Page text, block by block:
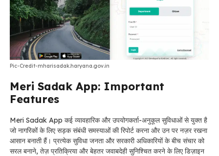
Pic-Credit-mharisadak.haryana.gov.in
Meri Sadak App: Important
Features
Meri Sadak App कई व्यावहारिक और उपयोगकर्ता-अनुकूल सुविधाओं से युक्त है
जो नागरिकों के लिए सड़क संबंधी समस्याओं की रिपोर्ट करना और उन पर नज़र रखना
आसान बनाती हैं। प्रत्येक सुविधा जनता और सरकारी अधिकारियों के बीच संचार को
सरल बनाने, तेज़ प्रतिक्रिया और बेहतर जवाबदेही सुनिश्चित करने के लिए डिज़ाइन